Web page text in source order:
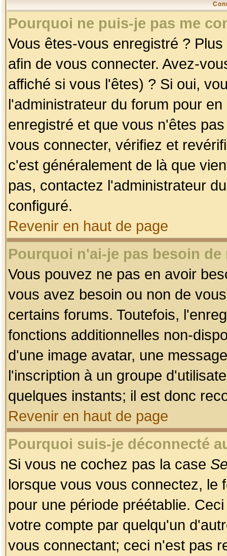
Pourquoi ne puis-je pas me
Vous êtes-vous enregistré ?
afin de vous connecter. Avez-
affiché si vous l'êtes) ? Si oui,
l'administrateur du forum pour
enregistré et que vous n'êtes
vous connecter, vérifiez et
c'est généralement de là que
pas, contactez l'administrateur
configuré.
Revenir en haut de page
Pourquoi n'ai-je pas besoin
Vous pouvez ne pas en avoir
vous avez besoin ou non de
certains forums. Toutefois,
fonctions additionnelles non-
d'une image avatar, une
l'inscription à un groupe
quelques instants; il est donc
Revenir en haut de page
Pourquoi suis-je déconnecté
Si vous ne cochez pas la case
lorsque vous vous connectez, le
pour une période préétablie.
votre compte par quelqu'un
vous connectant; ceci n'est pas